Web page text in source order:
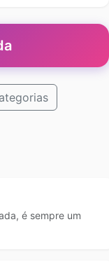
é sempre um